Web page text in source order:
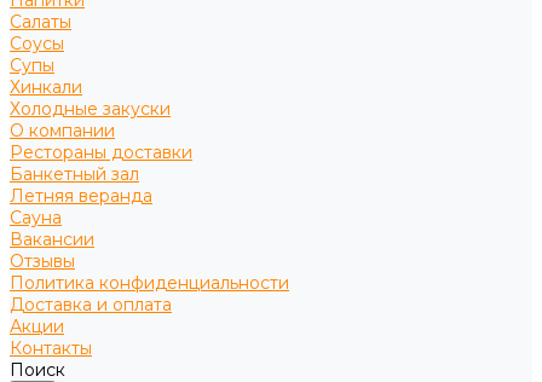
Салаты
Соусы
Супы
Хинкали
Холодные закуски
О компании
Рестораны доставки
Банкетный зал
Летняя веранда
Сауна
Вакансии
Отзывы
Политика конфиденциальности
Доставка и оплата
Акции
Контакты
Поиск